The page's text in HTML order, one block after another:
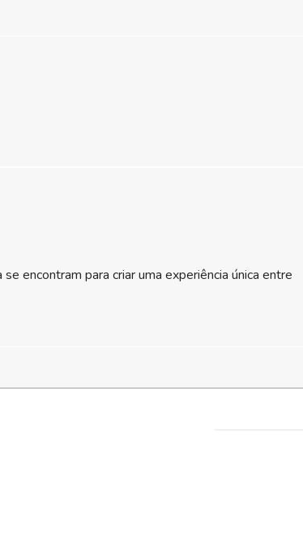
encontram para criar uma experiência única entre